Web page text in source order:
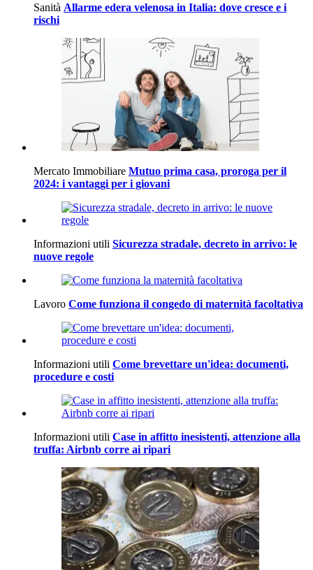
Sanità Allarme edera velenosa in Italia: dove cresce e i
rischi
Mercato Immobiliare Mutuo prima casa, proroga per il
2024: i vantaggi per i giovani
Informazioni utili Sicurezza stradale, decreto in arrivo: le
nuove regole
Lavoro Come funziona il congedo di maternità facoltativa
Informazioni utili Come brevettare un'idea: documenti,
procedure e costi
Informazioni utili Case in affitto inesistenti, attenzione alla
truffa: Airbnb corre ai ripari